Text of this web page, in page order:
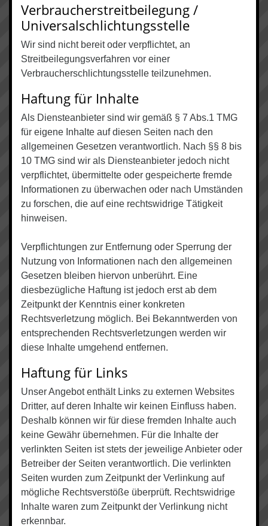
Verbraucher­streit­beilegung /
Universal­schlichtungs­stelle
Wir sind nicht bereit oder verpflichtet, an
Streitbeilegungsverfahren vor einer
Verbraucherschlichtungsstelle teilzunehmen.
Haftung für Inhalte
Als Diensteanbieter sind wir gemäß § 7 Abs.1 TMG
für eigene Inhalte auf diesen Seiten nach den
allgemeinen Gesetzen verantwortlich. Nach §§ 8 bis
10 TMG sind wir als Diensteanbieter jedoch nicht
verpflichtet, übermittelte oder gespeicherte fremde
Informationen zu überwachen oder nach Umständen
zu forschen, die auf eine rechtswidrige Tätigkeit
hinweisen.
Verpflichtungen zur Entfernung oder Sperrung der
Nutzung von Informationen nach den allgemeinen
Gesetzen bleiben hiervon unberührt. Eine
diesbezügliche Haftung ist jedoch erst ab dem
Zeitpunkt der Kenntnis einer konkreten
Rechtsverletzung möglich. Bei Bekanntwerden von
entsprechenden Rechtsverletzungen werden wir
diese Inhalte umgehend entfernen.
Haftung für Links
Unser Angebot enthält Links zu externen Websites
Dritter, auf deren Inhalte wir keinen Einfluss haben.
Deshalb können wir für diese fremden Inhalte auch
keine Gewähr übernehmen. Für die Inhalte der
verlinkten Seiten ist stets der jeweilige Anbieter oder
Betreiber der Seiten verantwortlich. Die verlinkten
Seiten wurden zum Zeitpunkt der Verlinkung auf
mögliche Rechtsverstöße überprüft. Rechtswidrige
Inhalte waren zum Zeitpunkt der Verlinkung nicht
erkennbar.